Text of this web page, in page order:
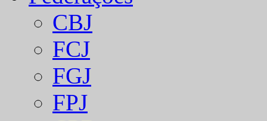
CBJ
FCJ
FGJ
FPJ